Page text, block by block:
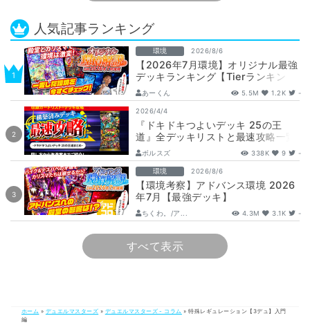
人気記事ランキング
環境 2026/8/6
【2026年7月環境】オリジナル最強
デッキランキング【Tierランキン
グ】
あーくん 5.5M 1.2K -
2026/4/4
『ドキドキつよいデッキ 25の王
道』全デッキリストと最速攻略一覧
【DM26-SD1】
ボルスズ 338K 9 -
環境 2026/8/6
【環境考察】アドバンス環境 2026
年7月【最強デッキ】
ちくわ。/ア... 4.3M 3.1K -
すべて表示
ホーム » デュエルマスターズ » デュエルマスターズ - コラム »特殊レギュレーション【3デュ】入門
編